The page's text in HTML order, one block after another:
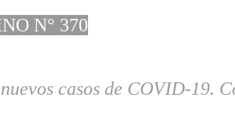
N° 370
casos de COVID-19.